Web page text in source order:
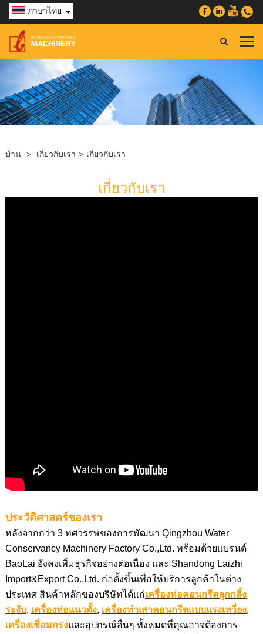
ภาษาไทย
บ้าน > เกี่ยวกับเรา > เกี่ยวกับเรา
เกี่ยวกับเรา
ประวัติศาสตร์ของเรา
หลังจากกว่า 3 ทศวรรษของการพัฒนา Qingzhou Water
Conservancy Machinery Factory Co.,Ltd. พร้อมด้วยแบรนด์
BaoLai ยังคงเพิ่มธุรกิจอย่างต่อเนื่อง และ Shandong Laizhi
Import&Export Co.,Ltd. ก่อตั้งขึ้นเพื่อให้บริการลูกค้าในต่าง
ประเทศ สินค้าหลักของบริษัทได้แก่เครื่องท่อคอนกรีตลูกกลิ้ง
ระงับ, เครื่องท่อแนวตั้ง, เครื่องทำเสาคอนกรีตแบบแรงเหวี่ยง,
เครื่องเชื่อมกรงและอุปกรณ์อื่นๆ ทั้งหมดที่คุณอาจต้องการ